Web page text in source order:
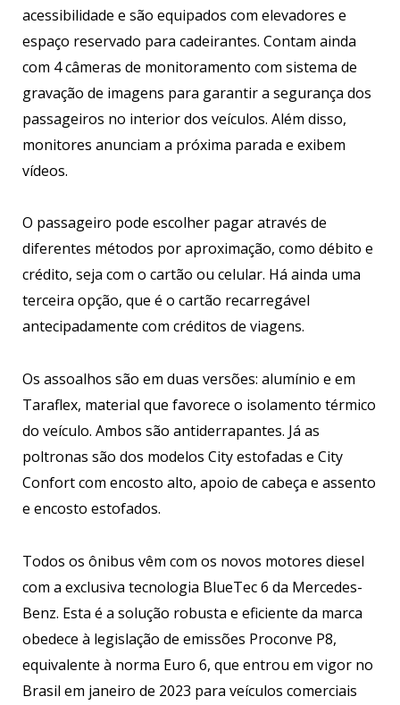
acessibilidade e são equipados com elevadores e
espaço reservado para cadeirantes. Contam ainda
com 4 câmeras de monitoramento com sistema de
gravação de imagens para garantir a segurança dos
passageiros no interior dos veículos. Além disso,
monitores anunciam a próxima parada e exibem
vídeos.
O passageiro pode escolher pagar através de
diferentes métodos por aproximação, como débito e
crédito, seja com o cartão ou celular. Há ainda uma
terceira opção, que é o cartão recarregável
antecipadamente com créditos de viagens.
Os assoalhos são em duas versões: alumínio e em
Taraflex, material que favorece o isolamento térmico
do veículo. Ambos são antiderrapantes. Já as
poltronas são dos modelos City estofadas e City
Confort com encosto alto, apoio de cabeça e assento
e encosto estofados.
Todos os ônibus vêm com os novos motores diesel
com a exclusiva tecnologia BlueTec 6 da Mercedes-
Benz. Esta é a solução robusta e eficiente da marca
obedece à legislação de emissões Proconve P8,
equivalente à norma Euro 6, que entrou em vigor no
Brasil em janeiro de 2023 para veículos comerciais